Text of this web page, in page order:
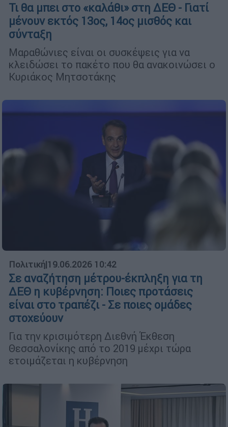
Τι θα μπει στο «καλάθι» στη ΔΕΘ - Γιατί
μένουν εκτός 13ος, 14ος μισθός και
σύνταξη
Μαραθώνιες είναι οι συσκέψεις για να
κλειδώσει το πακέτο που θα ανακοινώσει ο
Κυριάκος Μητσοτάκης
Πολιτική|19.06.2026 10:42
Σε αναζήτηση μέτρου-έκπληξη για τη
ΔΕΘ η κυβέρνηση: Ποιες προτάσεις
είναι στο τραπέζι - Σε ποιες ομάδες
στοχεύουν
Για την κρισιμότερη Διεθνή Έκθεση
Θεσσαλονίκης από το 2019 μέχρι τώρα
ετοιμάζεται η κυβέρνηση